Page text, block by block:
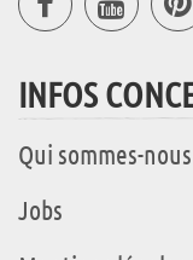
INFOS
Qui sommes-nous
Jobs